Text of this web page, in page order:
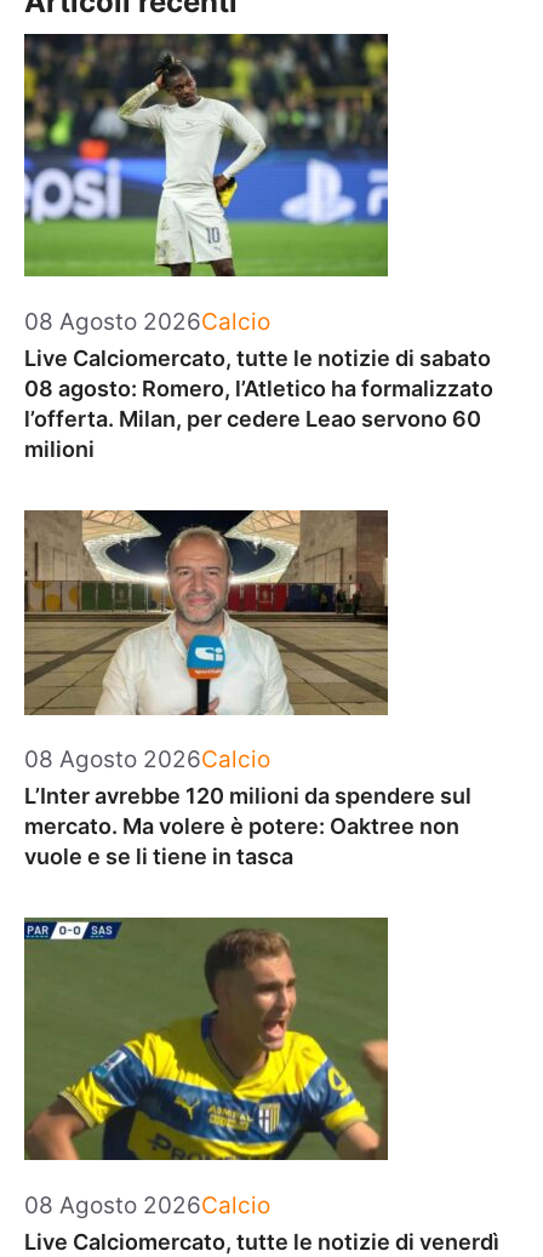
08 Agosto 2026Categorie
Calcio
Live Calciomercato, tutte le notizie di sabato
08 agosto: Romero, l’Atletico ha formalizzato
l’offerta. Milan, per cedere Leao servono 60
milioni
08 Agosto 2026Categorie
Calcio
L’Inter avrebbe 120 milioni da spendere sul
mercato. Ma volere è potere: Oaktree non
vuole e se li tiene in tasca
08 Agosto 2026Categorie
Calcio
Live Calciomercato, tutte le notizie di venerdì